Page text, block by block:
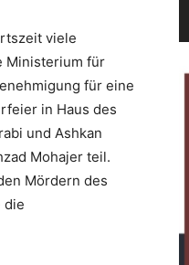
viele
Ministerium für
für eine
in Haus des
und Ashkan
Mohajer teil.
Mördern des
die